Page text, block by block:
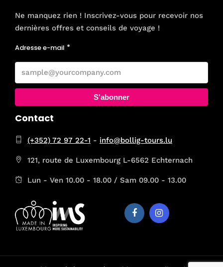
Ne manquez rien ! Inscrivez-vous pour recevoir nos
dernières offres et conseils de voyage !
Adresse e-mail
S'abonner
Contact
(+352) 72 97 22-1 - info@bollig-tours.lu
121, route de Luxembourg L-6562 Echternach
Lun - Ven 10.00 - 18.00 / Sam 09.00 - 13.00